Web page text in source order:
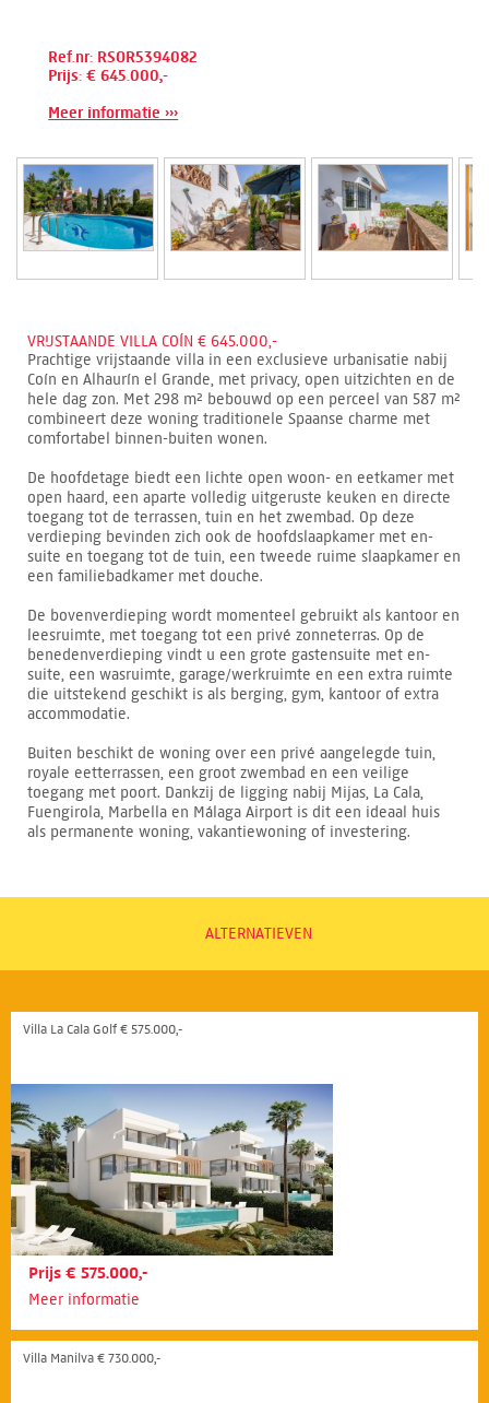
Ref.nr: RSOR5394082
Prijs: € 645.000,-
Meer informatie ›››
VRIJSTAANDE VILLA COÍN € 645.000,-
Prachtige vrijstaande villa in een exclusieve urbanisatie nabij
Coín en Alhaurín el Grande, met privacy, open uitzichten en de
hele dag zon. Met 298 m² bebouwd op een perceel van 587 m²
combineert deze woning traditionele Spaanse charme met
comfortabel binnen-buiten wonen.
De hoofdetage biedt een lichte open woon- en eetkamer met
open haard, een aparte volledig uitgeruste keuken en directe
toegang tot de terrassen, tuin en het zwembad. Op deze
verdieping bevinden zich ook de hoofdslaapkamer met en-
suite en toegang tot de tuin, een tweede ruime slaapkamer en
een familiebadkamer met douche.
De bovenverdieping wordt momenteel gebruikt als kantoor en
leesruimte, met toegang tot een privé zonneterras. Op de
benedenverdieping vindt u een grote gastensuite met en-
suite, een wasruimte, garage/werkruimte en een extra ruimte
die uitstekend geschikt is als berging, gym, kantoor of extra
accommodatie.
Buiten beschikt de woning over een privé aangelegde tuin,
royale eetterrassen, een groot zwembad en een veilige
toegang met poort. Dankzij de ligging nabij Mijas, La Cala,
Fuengirola, Marbella en Málaga Airport is dit een ideaal huis
als permanente woning, vakantiewoning of investering.
ALTERNATIEVEN
Villa La Cala Golf € 575.000,-
Prijs € 575.000,-
Meer informatie
Villa Manilva € 730.000,-